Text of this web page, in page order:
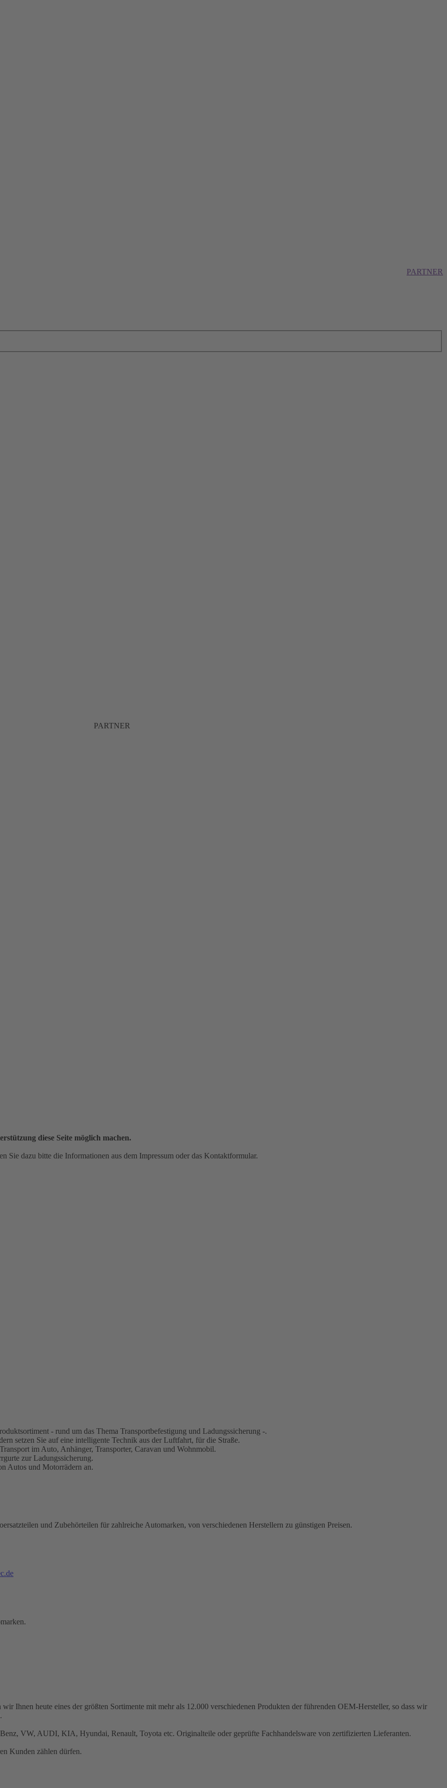
PARTNER
PARTNER
diese Seite möglich machen.
Sie dazu bitte die Informationen aus dem Impressum oder das Kontaktformular.
- rund um das Thema Transportbefestigung und Ladungssicherung -.
setzen Sie auf eine intelligente Technik aus der Luftfahrt, für die Straße.
im Auto, Anhänger, Transporter, Caravan und Wohnmobil.
zur Ladungssicherung.
Autos und Motorrädern an.
und Zubehörteilen für zahlreiche Automarken, von verschiedenen Herstellern zu günstigen Preisen.
Ihnen heute eines der größten Sortimente mit mehr als 12.000 verschiedenen Produkten der führenden OEM-Hersteller, so dass wir
VW, AUDI, KIA, Hyundai, Renault, Toyota etc. Originalteile oder geprüfte Fachhandelsware von zertifizierten Lieferanten.
Kunden zählen dürfen.